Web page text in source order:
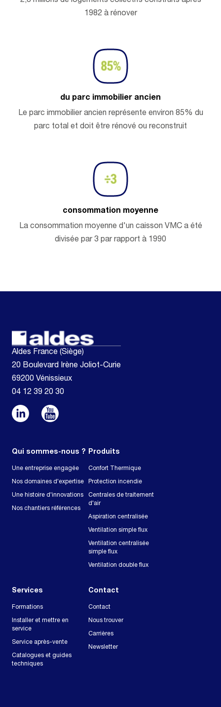
1982 à rénover
du parc immobilier ancien
Le parc immobilier ancien représente environ 85% du
parc total et doit être rénové ou reconstruit
consommation moyenne
La consommation moyenne d'un caisson VMC a été
divisée par 3 par rapport à 1990
Aldes France (Siège)
20 Boulevard Irène Joliot-Curie
69200 Vénissieux
04 12 39 20 30
Qui sommes-nous ?
Une entreprise engagée
Nos domaines d'expertise
Une histoire d'innovations
Nos chantiers références
Produits
Confort Thermique
Protection incendie
Centrales de traitement
d'air
Aspiration centralisée
Ventilation simple flux
Ventilation centralisée
simple flux
Ventilation double flux
Services
Formations
Installer et mettre en
service
Service après-vente
Catalogues et guides
techniques
Contact
Contact
Nous trouver
Carrières
Newsletter